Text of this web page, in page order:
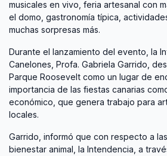
musicales en vivo, feria artesanal con
el domo, gastronomía típica,
muchas sorpresas más.
Durante el lanzamiento del evento, la
Canelones, Profa. Gabriela Garrido,
Parque Roosevelt como un lugar de
importancia de las fiestas canarias
económico, que genera trabajo para
locales.
Garrido, informó que con respecto a
bienestar animal, la Intendencia, a